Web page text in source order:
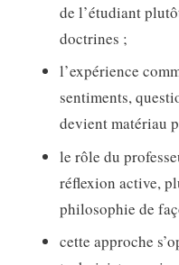
de l’étudiant
doctrines ;
l’expérience
sentiments,
devient matériau
le rôle du
réflexion active,
philosophie de
cette approche